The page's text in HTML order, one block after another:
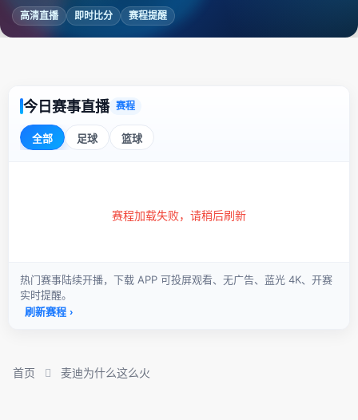
高清直播 即时比分 赛程提醒
首页 麦迪为什么这么火